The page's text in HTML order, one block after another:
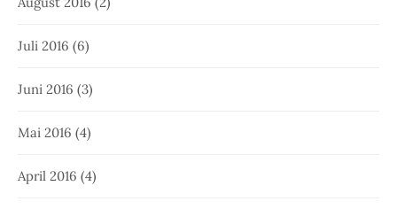
Juli 2016 (6)
Juni 2016 (3)
Mai 2016 (4)
April 2016 (4)